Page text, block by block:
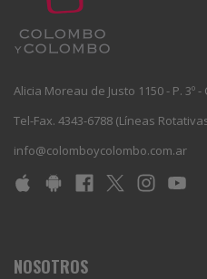
Alicia Moreau de Justo 1150 - P. 3º -
Tel-Fax. 4343-6788 (Líneas
info@colomboycolombo.com.ar
NOSOTROS